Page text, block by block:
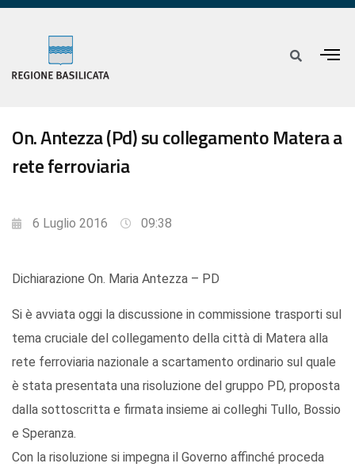
On. Antezza (Pd) su collegamento Matera a
rete ferroviaria
6 Luglio 2016 09:38
Dichiarazione On. Maria Antezza – PD
Si è avviata oggi la discussione in commissione trasporti sul
tema cruciale del collegamento della città di Matera alla
rete ferroviaria nazionale a scartamento ordinario sul quale
è stata presentata una risoluzione del gruppo PD, proposta
dalla sottoscritta e firmata insieme ai colleghi Tullo, Bossio
e Speranza.
Con la risoluzione si impegna il Governo affinché proceda